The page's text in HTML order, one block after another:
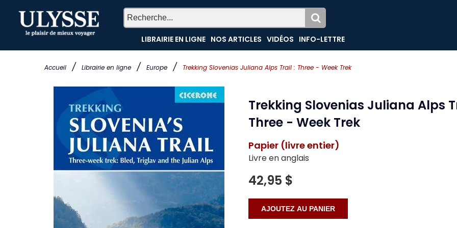
Accueil / Librairie en ligne / Europe / Trekking Slovenias Juliana Alps Trail : Three - Week Trek
LIBRAIRIE EN LIGNE NOS ARTICLES VIDÉOS INFO-LETTRE
Trekking Slovenias Juliana Alps
Three - Week Trek
Papier (livre entier)
Livre en anglais
42,95 $